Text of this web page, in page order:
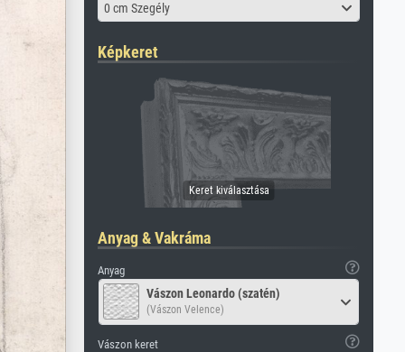
0 cm Szegély
Képkeret
Anyag & Vakráma
Anyag
Vászon Leonardo (szatén)
(Vászon Velence)
Vászon keret